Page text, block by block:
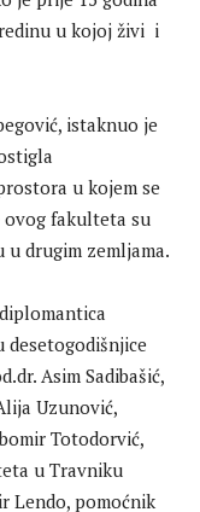
u kojoj živi i
istaknuo je
u kojem se
fakulteta su
drugim zemljama.
desetogodišnjice
Asim Sadibašić,
Uzunović,
Totodorvić,
u Travniku
Lendo, pomoćnik